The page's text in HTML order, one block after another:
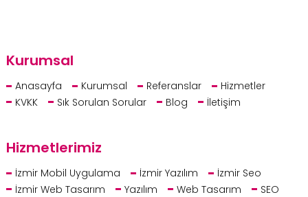
Kurumsal
Anasayfa Kurumsal Referanslar
Hizmetler
KVKK
Sık Sorulan Sorular Blog İletişim
Hizmetlerimiz
İzmir Mobil Uygulama İzmir Yazılım
İzmir Seo
İzmir Web Tasarım
Yazılım Web Tasarım
SEO